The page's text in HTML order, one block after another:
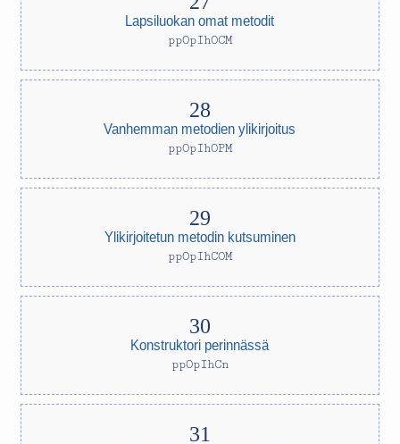
Lapsiluokan omat metodit
ppOpIhOCM
Vanhemman metodien ylikirjoitus
ppOpIhOPM
Ylikirjoitetun metodin kutsuminen
ppOpIhCOM
Konstruktori perinnässä
ppOpIhCn